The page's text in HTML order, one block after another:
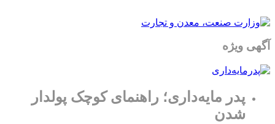
آگهی ویژه
پدر مایه‌داری؛ راهنمای کوچک پولدار
شدن